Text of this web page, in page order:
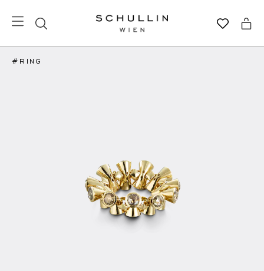
#RING